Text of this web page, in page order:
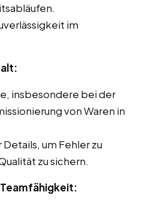
im
insbesondere bei der
von Waren in
um Fehler zu
zu sichern.